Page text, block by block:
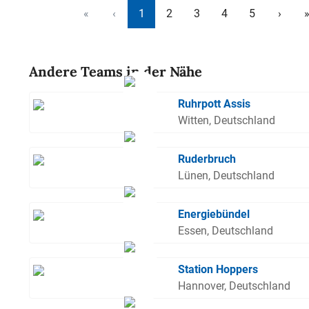
« ‹ 1 2 3 4 5 ›
Andere Teams in der Nähe
Ruhrpott Assis
Witten, Deutschland
Ruderbruch
Lünen, Deutschland
Energiebündel
Essen, Deutschland
Station Hoppers
Hannover, Deutschland